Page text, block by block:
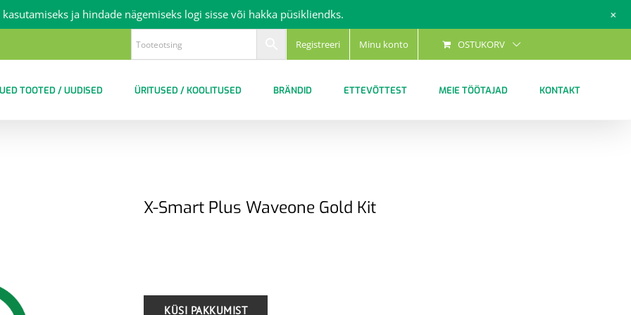
Registreeri Minu konto OSTUKORV
TOOTED / UUDISED ÜRITUSED / KOOLITUSED BRÄNDID ETTEVÕTTEST MEIE TÖÖTAJAD KONTAKT
X-Smart Plus Waveone Gold Kit
kasutamiseks ja hindade nägemiseks logi sisse või hakka püsikliendks. +